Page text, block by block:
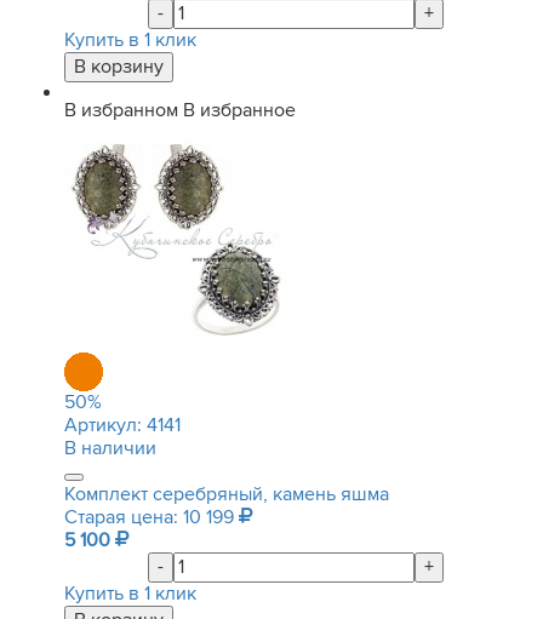
-
+
Купить в 1 клик
В избранном В избранное
50%
Артикул: 4141
В наличии
Комплект серебряный, камень яшма
Старая цена: 10 199
5 100
-
+
Купить в 1 клик